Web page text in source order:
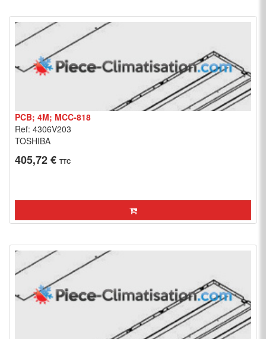
PCB; 4M; MCC-818
Ref: 4306V203
TOSHIBA
405,72 € TTC